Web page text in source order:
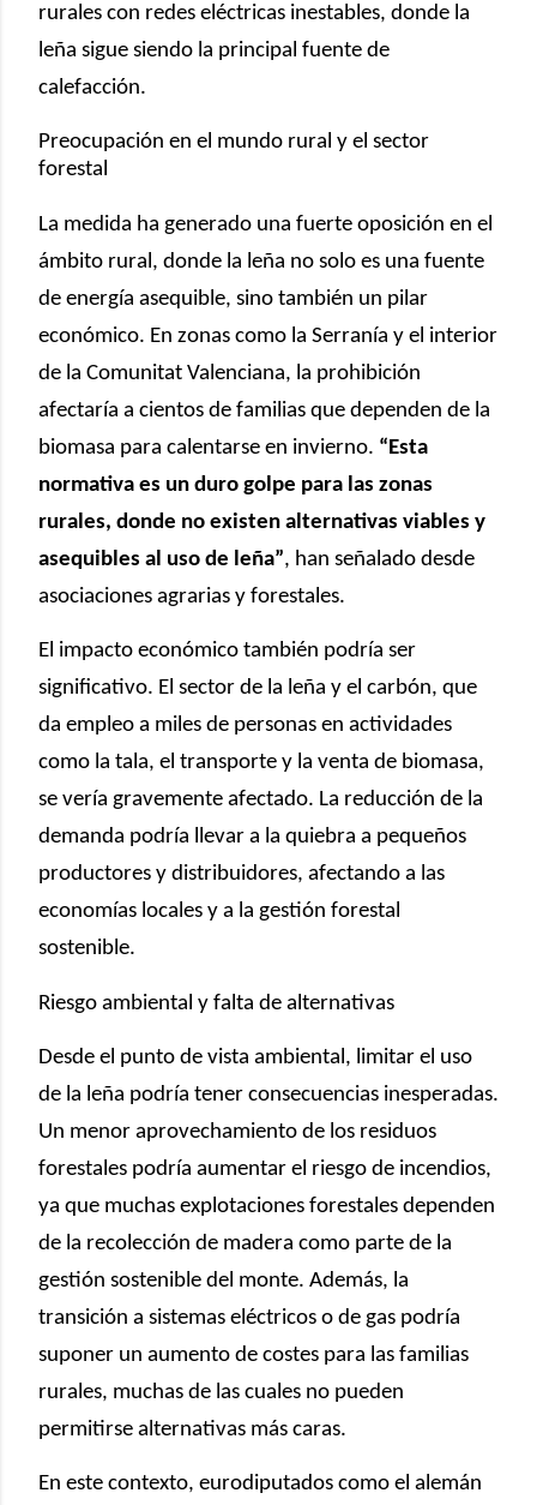
rurales con redes eléctricas inestables, donde la
leña sigue siendo la principal fuente de
calefacción.
Preocupación en el mundo rural y el sector
forestal
La medida ha generado una fuerte oposición en el
ámbito rural, donde la leña no solo es una fuente
de energía asequible, sino también un pilar
económico. En zonas como la Serranía y el interior
de la Comunitat Valenciana, la prohibición
afectaría a cientos de familias que dependen de la
biomasa para calentarse en invierno. “Esta
normativa es un duro golpe para las zonas
rurales, donde no existen alternativas viables y
asequibles al uso de leña”, han señalado desde
asociaciones agrarias y forestales.
El impacto económico también podría ser
significativo. El sector de la leña y el carbón, que
da empleo a miles de personas en actividades
como la tala, el transporte y la venta de biomasa,
se vería gravemente afectado. La reducción de la
demanda podría llevar a la quiebra a pequeños
productores y distribuidores, afectando a las
economías locales y a la gestión forestal
sostenible.
Riesgo ambiental y falta de alternativas
Desde el punto de vista ambiental, limitar el uso
de la leña podría tener consecuencias inesperadas.
Un menor aprovechamiento de los residuos
forestales podría aumentar el riesgo de incendios,
ya que muchas explotaciones forestales dependen
de la recolección de madera como parte de la
gestión sostenible del monte. Además, la
transición a sistemas eléctricos o de gas podría
suponer un aumento de costes para las familias
rurales, muchas de las cuales no pueden
permitirse alternativas más caras.
En este contexto, eurodiputados como el alemán